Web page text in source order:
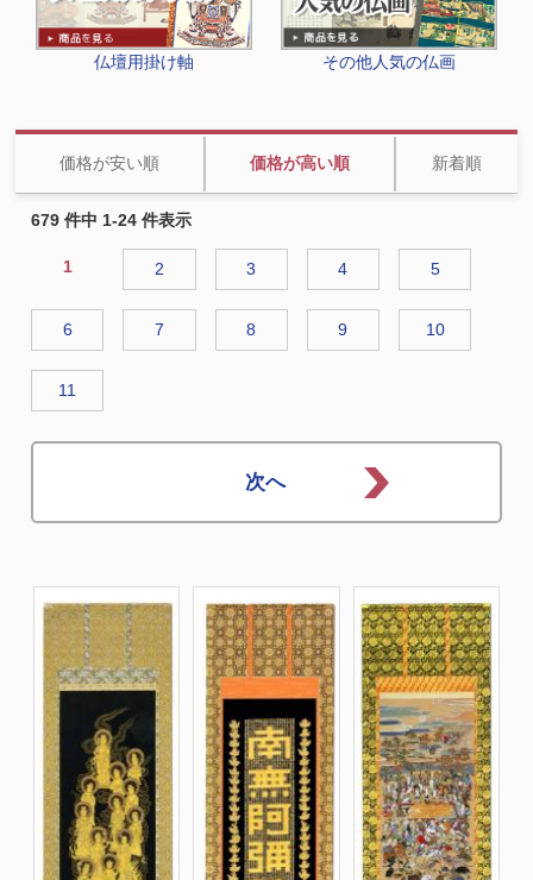
仏壇用掛け軸 その他人気の仏画
価格が安い順 価格が高い順 新着順
679 件中 1-24 件表示
1 2 3 4 5
6 7 8 9 10
11